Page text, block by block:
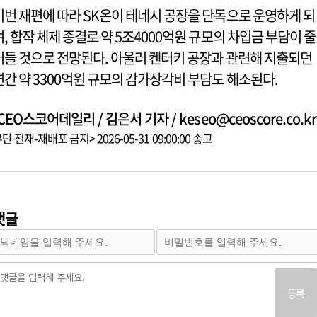
번 재편에 따라 SK온이 테네시 공장을 단독으로 운영하게 되
, 합작 체제 종결로 약 5조4000억원 규모의 차입금 부담이 줄
들 것으로 전망된다. 아울러 켄터키 공장과 관련해 지출되던
간 약 3300억원 규모의 감가상각비 부담도 해소된다.
스코어데일리 / 김은서 기자 /
전재-재배포 금지> 2026-05-31 09:00:00 송고
글
등록